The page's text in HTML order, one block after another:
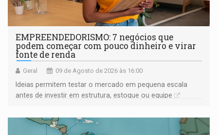
EMPREENDEDORISMO: 7 negócios que
podem começar com pouco dinheiro e virar
fonte de renda
Geral 09 de Agosto de 2026 às 16:00
Ideias permitem testar o mercado em pequena escala
antes de investir em estrutura, estoque ou equipe